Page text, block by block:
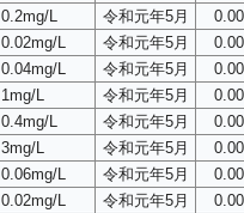
0.2mg/L 令和元年5月
0.02mg/L 令和元年5月
0.04mg/L 令和元年5月
1mg/L 令和元年5月
0.4mg/L 令和元年5月
3mg/L 令和元年5月
0.06mg/L 令和元年5月
0.02mg/L 令和元年5月